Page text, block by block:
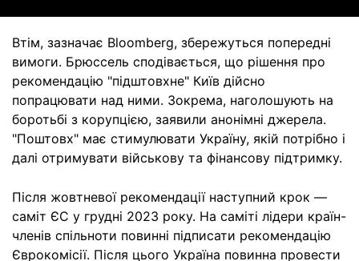
Втім, зазначає Bloomberg, збережуться попередні
вимоги. Брюссель сподівається, що рішення про
рекомендацію "підштовхне" Київ дійсно
попрацювати над ними. Зокрема, наголошують на
боротьбі з корупцією, заявили анонімні джерела.
"Поштовх" має стимулювати Україну, якій потрібно і
далі отримувати військову та фінансову підтримку.
Після жовтневої рекомендації наступний крок —
саміт ЄС у грудні 2023 року. На саміті лідери країн-
членів спільноти повинні підписати рекомендацію
Єврокомісії. Після цього Україна повинна провести